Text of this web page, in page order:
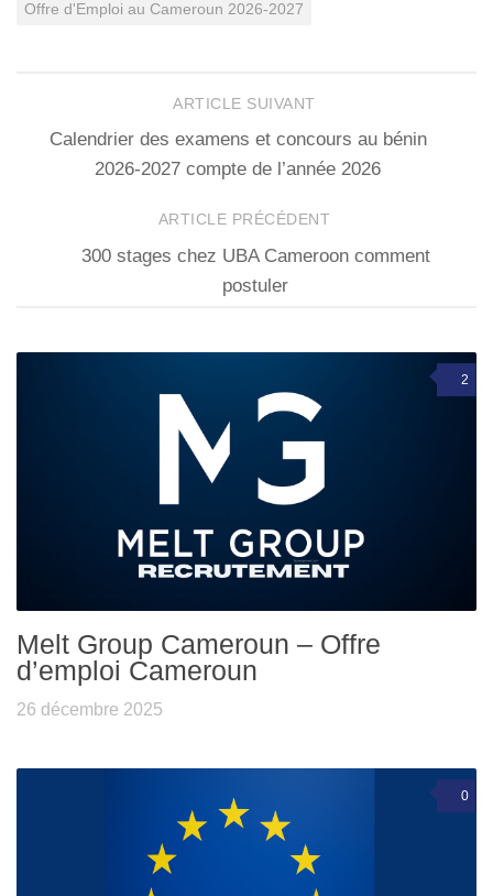
Offre d'Emploi au Cameroun 2026-2027
ARTICLE SUIVANT
Calendrier des examens et concours au bénin
2026-2027 compte de l’année 2026
ARTICLE PRÉCÉDENT
300 stages chez UBA Cameroon comment
postuler
2
Melt Group Cameroun – Offre
d’emploi Cameroun
26 décembre 2025
0